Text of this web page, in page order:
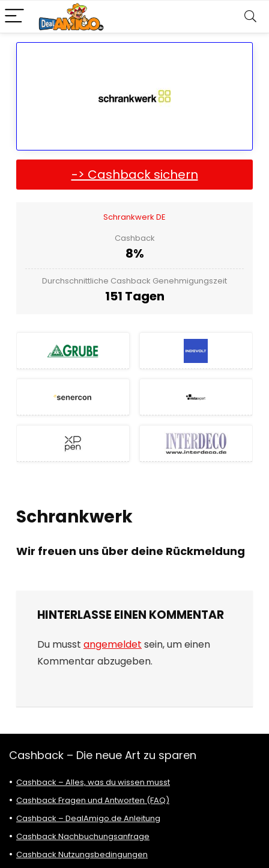
-> Cashback sichern
Schrankwerk DE
Cashback
8%
Durchschnittliche Cashback Genehmigungszeit
151 Tagen
Schrankwerk
Wir freuen uns über deine Rückmeldung
HINTERLASSE EINEN KOMMENTAR
Du musst angemeldet sein, um einen
Kommentar abzugeben.
Cashback – Die neue Art zu sparen
Cashback – Alles, was du wissen musst
Cashback Fragen und Antworten (FAQ)
Cashback – DealAmigo.de Anleitung
Cashback Nachbuchungsanfrage
Cashback Nutzungsbedingungen